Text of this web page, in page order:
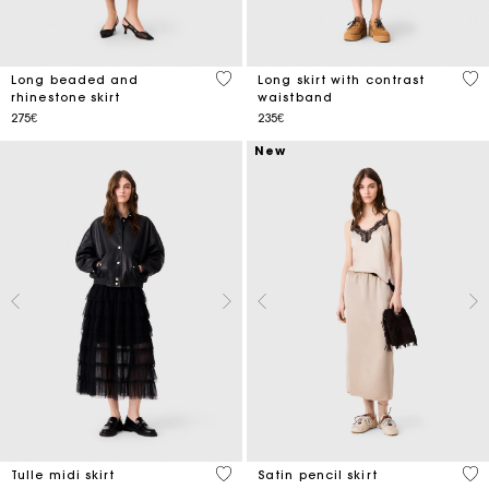
Long beaded and
rhinestone skirt
275€
4.1 out of 5 Customer Rating
Long skirt with contrast
waistband
235€
5
Tulle midi skirt
4.7 out of 5 Customer Rating
New
Satin pencil skirt
3.4